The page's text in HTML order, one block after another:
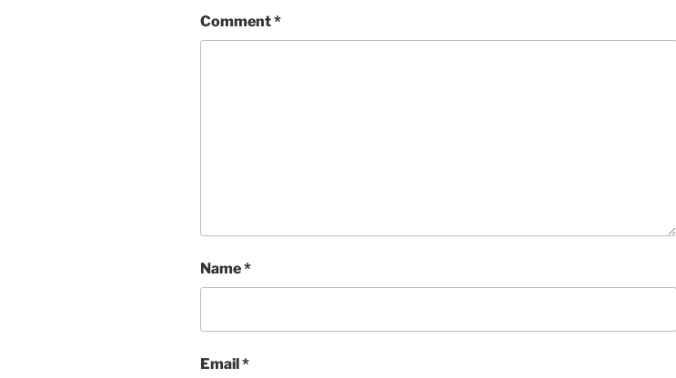
Comment*
Name*
Email*